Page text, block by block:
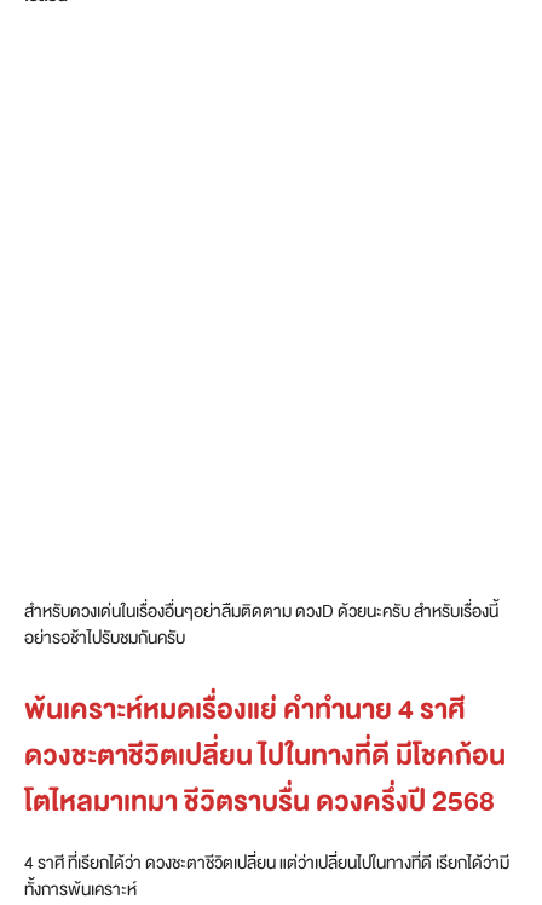
สำหรับดวงเด่นในเรื่องอื่นๆอย่าลืมติดตาม ดวงD ด้วยนะครับ สำหรับเรื่องนี้
อย่ารอช้าไปรับชมกันครับ
พ้นเคราะห์หมดเรื่องแย่ คำทำนาย 4 ราศี
ดวงชะตาชีวิตเปลี่ยน ไปในทางที่ดี มีโชคก้อน
โตไหลมาเทมา ชีวิตราบรื่น ดวงครึ่งปี 2568
4 ราศี ที่เรียกได้ว่า ดวงชะตาชีวิตเปลี่ยน แต่ว่าเปลี่ยนไปในทางที่ดี เรียกได้ว่ามี
ทั้งการพ้นเคราะห์